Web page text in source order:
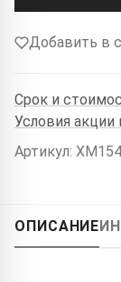
Добавить в
Срок и
Условия акции
Артикул:
ОПИСАНИЕ